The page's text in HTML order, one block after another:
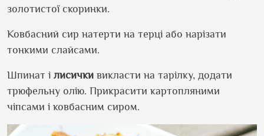
золотистої скоринки.
Ковбасний сир натерти на терці або нарізати
тонкими слайсами.
Шпинат і лисички викласти на тарілку, додати
трюфельну олію. Прикрасити картопляними
чіпсами і ковбасним сиром.